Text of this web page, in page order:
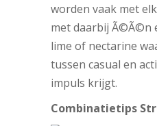
worden vaak met
met daarbij Ã©Ã©n
lime of nectarine
tussen casual en
impuls krijgt.
Combinatietips